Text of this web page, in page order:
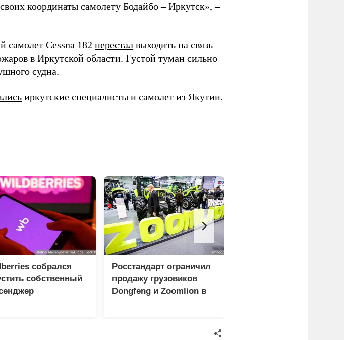
координаты самолету Бодайбо – Иркутск», –
самолет Cessna 182 перестал выходить на связь
в Иркутской области. Густой туман сильно
судна.
иркутские специалисты и самолет из Якутии.
собрался
собственный
Росстандарт ограничил
продажу грузовиков
Dongfeng и Zoomlion в